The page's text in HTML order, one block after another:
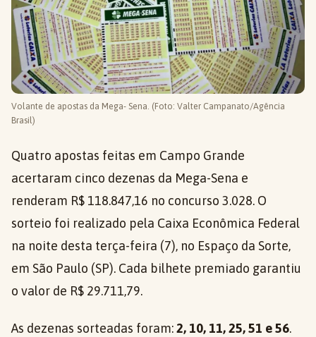
Volante de apostas da Mega- Sena. (Foto: Valter Campanato/Agência
Brasil)
Quatro apostas feitas em Campo Grande
acertaram cinco dezenas da Mega-Sena e
renderam R$ 118.847,16 no concurso 3.028. O
sorteio foi realizado pela Caixa Econômica Federal
na noite desta terça-feira (7), no Espaço da Sorte,
em São Paulo (SP). Cada bilhete premiado garantiu
o valor de R$ 29.711,79.
As dezenas sorteadas foram:2, 10, 11, 25, 51 e 56.